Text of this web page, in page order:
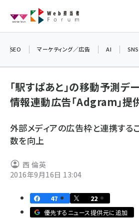
ン
ai (2804)
note (2312)
z世代 (1622)
SEO マーケティング／広告 AI SNS
「駅すぱあと」の移動予測デ
情報連動広告「Adgram」提
外部メディアの広告枠と連携する
数を向上
西 倫英
2016年9月16日 13:04
47
22
優先するニュース提供元に追加